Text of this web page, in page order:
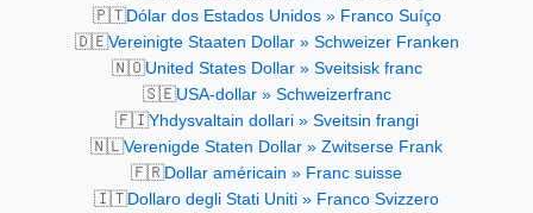
🇵🇹Dólar dos Estados Unidos » Franco Suíço
🇩🇪Vereinigte Staaten Dollar » Schweizer Franken
🇳🇴United States Dollar » Sveitsisk franc
🇸🇪USA-dollar » Schweizerfranc
🇫🇮Yhdysvaltain dollari » Sveitsin frangi
🇳🇱Verenigde Staten Dollar » Zwitserse Frank
🇫🇷Dollar américain » Franc suisse
🇮🇹Dollaro degli Stati Uniti » Franco Svizzero